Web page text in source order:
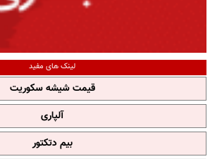
لینک های مفید
قیمت شیشه سکوریت
آلپاری
بیم دتکتور